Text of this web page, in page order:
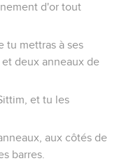
d'or tout
tu mettras à ses
deux anneaux de
et tu les
aux côtés de
barres.